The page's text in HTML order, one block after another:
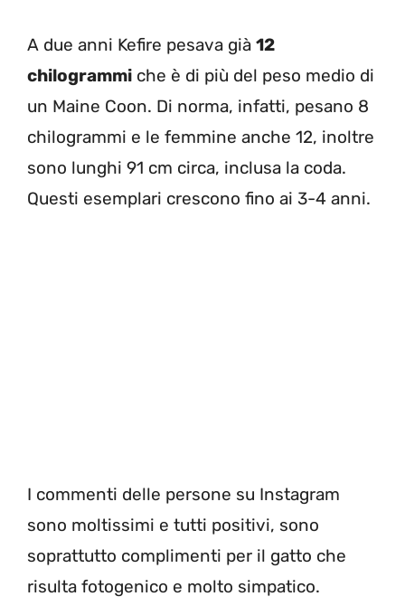
A due anni Kefire pesava già 12
chilogrammi che è di più del peso medio di
un Maine Coon. Di norma, infatti, pesano 8
chilogrammi e le femmine anche 12, inoltre
sono lunghi 91 cm circa, inclusa la coda.
Questi esemplari crescono fino ai 3-4 anni.
I commenti delle persone su Instagram
sono moltissimi e tutti positivi, sono
soprattutto complimenti per il gatto che
risulta fotogenico e molto simpatico.